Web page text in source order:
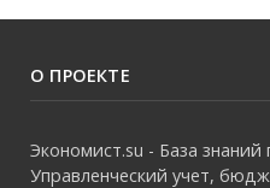
О ПРОЕКТЕ
Экономист.su - База
Управленческий учет,